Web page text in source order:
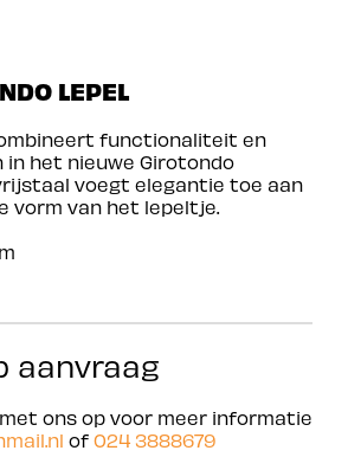
LEPEL
functionaliteit en
in het nieuwe Girotondo
voegt elegantie toe aan
vorm van het lepeltje.
aanvraag
ons op voor meer informatie
of 024 3888679